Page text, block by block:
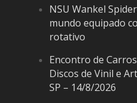
NSU Wankel
mundo equipado
rotativo
Encontro de
Discos de Vinil e
SP – 14/8/2026